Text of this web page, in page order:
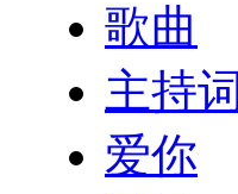
歌曲
主持词
爱你